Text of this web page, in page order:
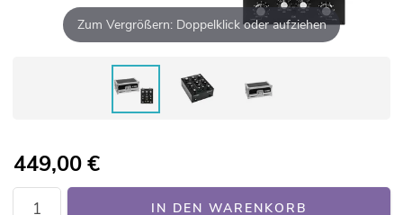
Zum Vergrößern: Doppelklick oder aufziehen
449,00€
IN DEN WARENKORB